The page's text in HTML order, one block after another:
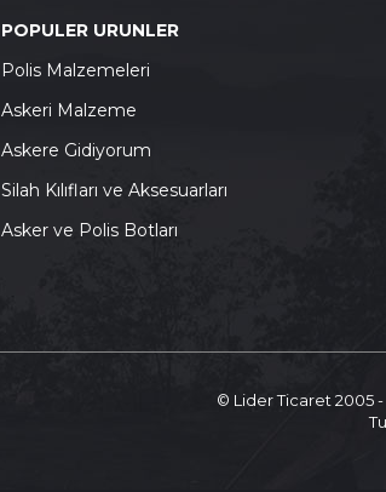
POPULER URUNLER
Polis Malzemeleri
Askeri Malzeme
Askere Gidiyorum
Silah Kılıfları ve Aksesuarları
Asker ve Polis Botları
© Lider Ticaret 2005 -